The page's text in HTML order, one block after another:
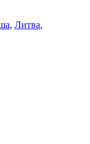
, Литва,